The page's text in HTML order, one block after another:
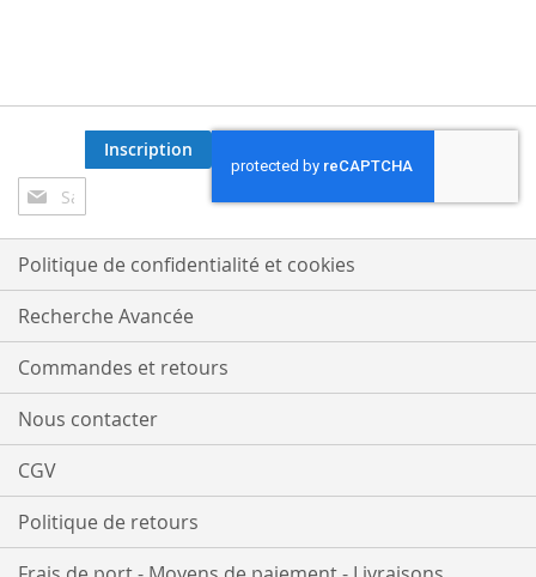
Inscription
à
notre
lettre
d’information
:
Inscription
Politique de confidentialité et cookies
Recherche Avancée
Commandes et retours
Nous contacter
CGV
Politique de retours